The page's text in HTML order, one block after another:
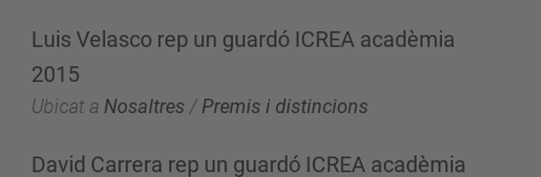
Luis Velasco rep un guardó ICREA acadèmia
2015
Ubicat a Nosaltres / Premis i distincions
David Carrera rep un guardó ICREA acadèmia